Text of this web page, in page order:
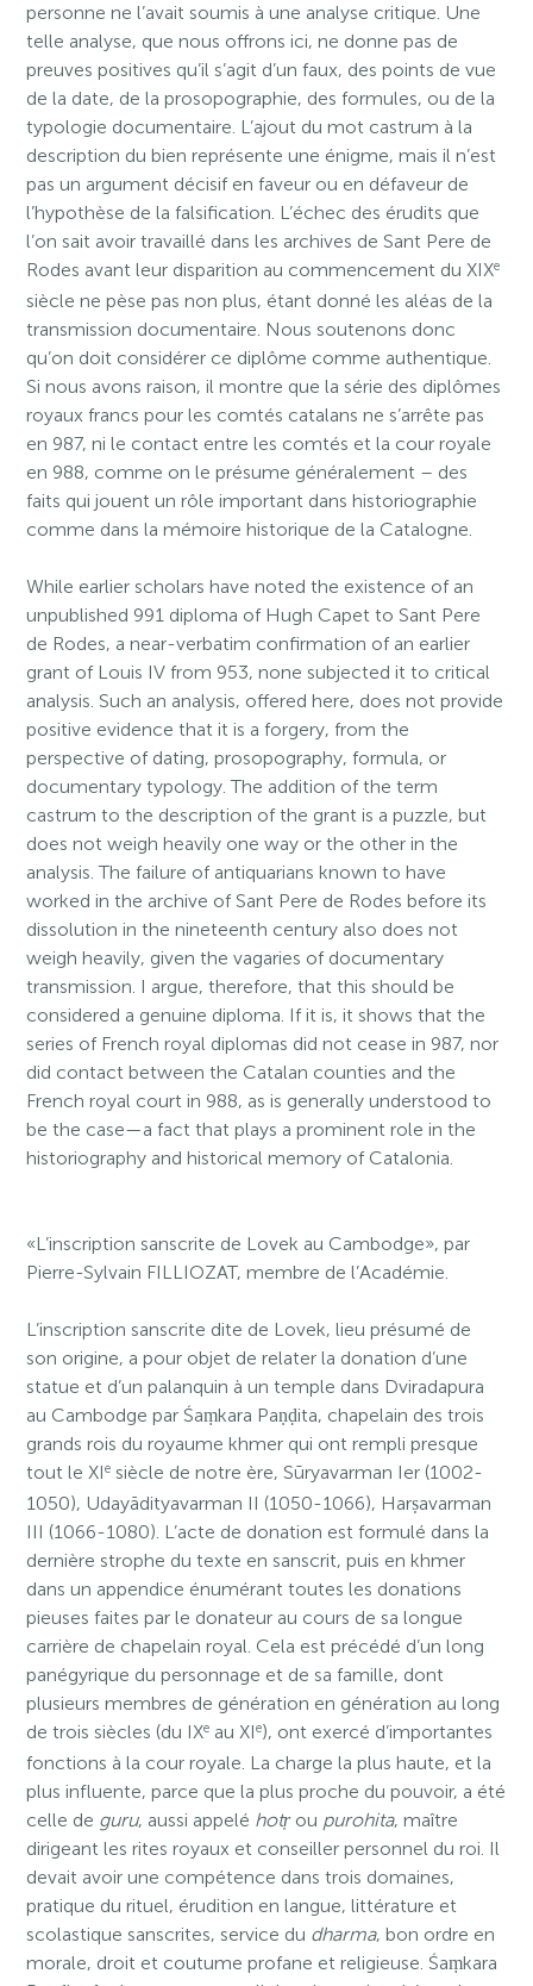
personne ne l’avait soumis à une analyse critique. Une
telle analyse, que nous offrons ici, ne donne pas de
preuves positives qu’il s’agit d’un faux, des points de vue
de la date, de la prosopographie, des formules, ou de la
typologie documentaire. L’ajout du mot castrum à la
description du bien représente une énigme, mais il n’est
pas un argument décisif en faveur ou en défaveur de
l’hypothèse de la falsification. L’échec des érudits que
l’on sait avoir travaillé dans les archives de Sant Pere de
Rodes avant leur disparition au commencement du XIXe
siècle ne pèse pas non plus, étant donné les aléas de la
transmission documentaire. Nous soutenons donc
qu’on doit considérer ce diplôme comme authentique.
Si nous avons raison, il montre que la série des diplômes
royaux francs pour les comtés catalans ne s’arrête pas
en 987, ni le contact entre les comtés et la cour royale
en 988, comme on le présume généralement – des
faits qui jouent un rôle important dans historiographie
comme dans la mémoire historique de la Catalogne.
While earlier scholars have noted the existence of an
unpublished 991 diploma of Hugh Capet to Sant Pere
de Rodes, a near-verbatim confirmation of an earlier
grant of Louis IV from 953, none subjected it to critical
analysis. Such an analysis, offered here, does not provide
positive evidence that it is a forgery, from the
perspective of dating, prosopography, formula, or
documentary typology. The addition of the term
castrum to the description of the grant is a puzzle, but
does not weigh heavily one way or the other in the
analysis. The failure of antiquarians known to have
worked in the archive of Sant Pere de Rodes before its
dissolution in the nineteenth century also does not
weigh heavily, given the vagaries of documentary
transmission. I argue, therefore, that this should be
considered a genuine diploma. If it is, it shows that the
series of French royal diplomas did not cease in 987, nor
did contact between the Catalan counties and the
French royal court in 988, as is generally understood to
be the case—a fact that plays a prominent role in the
historiography and historical memory of Catalonia.
«L’inscription sanscrite de Lovek au Cambodge», par
Pierre-Sylvain FILLIOZAT, membre de l’Académie.
L’inscription sanscrite dite de Lovek, lieu présumé de
son origine, a pour objet de relater la donation d’une
statue et d’un palanquin à un temple dans Dviradapura
au Cambodge par Śaṃkara Paṇḍita, chapelain des trois
grands rois du royaume khmer qui ont rempli presque
tout le XIe siècle de notre ère, Sūryavarman Ier (1002-
1050), Udayādityavarman II (1050-1066), Harṣavarman
III (1066-1080). L’acte de donation est formulé dans la
dernière strophe du texte en sanscrit, puis en khmer
dans un appendice énumérant toutes les donations
pieuses faites par le donateur au cours de sa longue
carrière de chapelain royal. Cela est précédé d’un long
panégyrique du personnage et de sa famille, dont
plusieurs membres de génération en génération au long
de trois siècles (du IXe au XIe), ont exercé d’importantes
fonctions à la cour royale. La charge la plus haute, et la
plus influente, parce que la plus proche du pouvoir, a été
celle de guru, aussi appelé hotṛou purohita, maître
dirigeant les rites royaux et conseiller personnel du roi. Il
devait avoir une compétence dans trois domaines,
pratique du rituel, érudition en langue, littérature et
scolastique sanscrites, service du dharma, bon ordre en
morale, droit et coutume profane et religieuse. Śaṃkara